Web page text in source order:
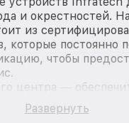
и окрестностей.
из
которые постоянно
чтобы
центра —
и доступный ремонт
продукции
Развернуть